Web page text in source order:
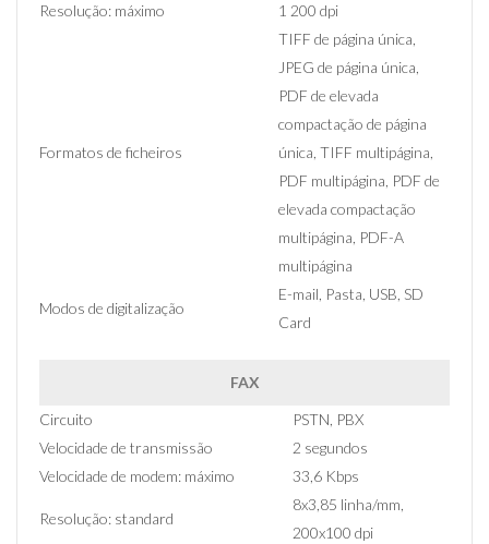
Resolução: máximo
1 200 dpi
Formatos de ficheiros
TIFF de página única,
JPEG de página única,
PDF de elevada
compactação de página
única, TIFF multipágina,
PDF multipágina, PDF de
elevada compactação
multipágina, PDF-A
multipágina
Modos de digitalização
E-mail, Pasta, USB, SD
Card
FAX
Circuito
PSTN, PBX
Velocidade de transmissão
2 segundos
Velocidade de modem: máximo
33,6 Kbps
Resolução: standard
8x3,85 linha/mm,
200x100 dpi